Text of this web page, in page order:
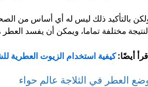
بالتأكيد ذلك ليس له أي أساس من
مختلفة تماما، ويمكن أن يفسد
أيضًا:كيفية استخدام الزيوت العطرية
العطر في الثلاجة عالم حواء